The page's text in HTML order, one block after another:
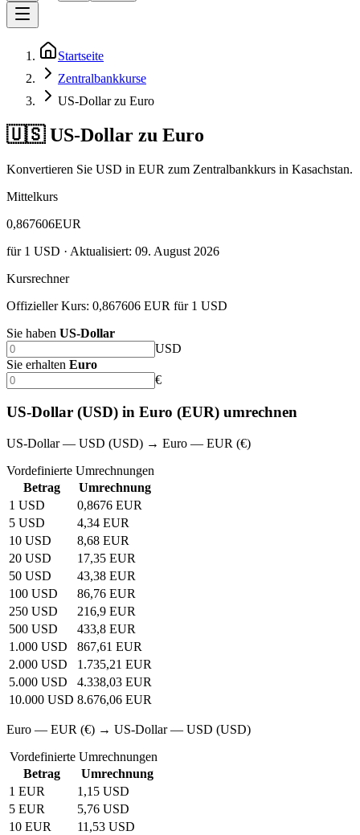
Startseite
Zentralbankkurse
US-Dollar zu Euro
🇺🇸 US-Dollar zu Euro
Konvertieren Sie USD in EUR zum Zentralbankkurs in Kasachstan.
Mittelkurs
0,867606EUR
für1 USD · Aktualisiert: 09. August 2026
Kursrechner
Offizieller Kurs: 0,867606 EUR für 1 USD
Sie haben US-Dollar
USD
Sie erhalten Euro
€
US-Dollar (USD) in Euro (EUR) umrechnen
US-Dollar — USD (USD) → Euro — EUR (€)
Vordefinierte Umrechnungen
Betrag
Umrechnung
1 USD
0,8676 EUR
5 USD
4,34 EUR
10 USD
8,68 EUR
20 USD
17,35 EUR
50 USD
43,38 EUR
100 USD
86,76 EUR
250 USD
216,9 EUR
500 USD
433,8 EUR
1.000 USD
867,61 EUR
2.000 USD
1.735,21 EUR
5.000 USD
4.338,03 EUR
10.000 USD 8.676,06 EUR
Euro — EUR (€) → US-Dollar — USD (USD)
Vordefinierte Umrechnungen
Betrag
Umrechnung
1 EUR
1,15 USD
5 EUR
5,76 USD
10 EUR
11,53 USD